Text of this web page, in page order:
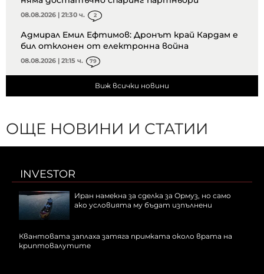
08.08.2026 | 21:30 ч. 2
Адмирал Емил Ефтимов: Дронът край Кардам е
бил отклонен от електронна война
08.08.2026 | 21:15 ч. 79
Виж всички новини
ОЩЕ НОВИНИ И СТАТИИ
INVESTOR
Иран намекна за сделка за Ормуз, но само
ако условията му бъдат изпълнени
Квантовата заплаха затяга примката около врата на
криптовалутите